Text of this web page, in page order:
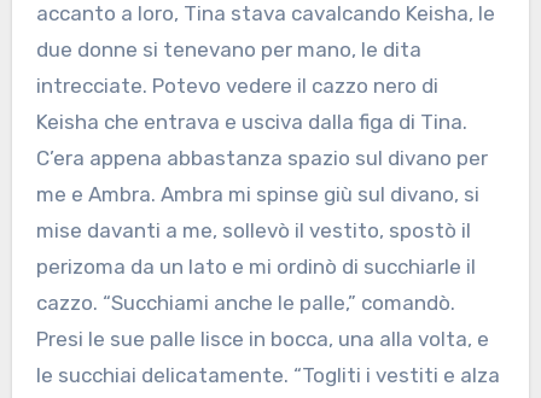
accanto a loro, Tina stava cavalcando Keisha, le
due donne si tenevano per mano, le dita
intrecciate. Potevo vedere il cazzo nero di
Keisha che entrava e usciva dalla figa di Tina.
C’era appena abbastanza spazio sul divano per
me e Ambra. Ambra mi spinse giù sul divano, si
mise davanti a me, sollevò il vestito, spostò il
perizoma da un lato e mi ordinò di succhiarle il
cazzo. “Succhiami anche le palle,” comandò.
Presi le sue palle lisce in bocca, una alla volta, e
le succhiai delicatamente. “Togliti i vestiti e alza